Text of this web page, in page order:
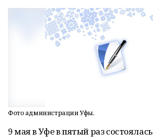
Фото администрации Уфы.
9 мая в Уфе в пятый раз состоялась